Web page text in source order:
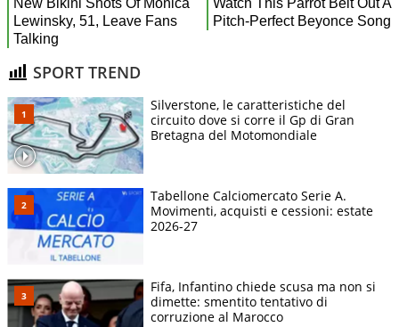
SPORT TREND
Silverstone, le caratteristiche del
circuito dove si corre il Gp di Gran
Bretagna del Motomondiale
Tabellone Calciomercato Serie A.
Movimenti, acquisti e cessioni: estate
2026-27
Fifa, Infantino chiede scusa ma non si
dimette: smentito tentativo di
corruzione al Marocco